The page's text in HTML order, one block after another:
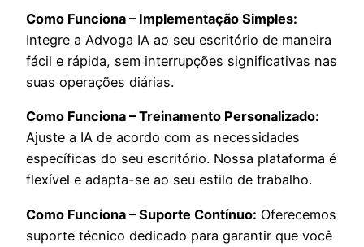
Como Funciona – Implementação Simples:
Integre a Advoga IA ao seu escritório de maneira
fácil e rápida, sem interrupções significativas nas
suas operações diárias.
Como Funciona – Treinamento Personalizado:
Ajuste a IA de acordo com as necessidades
específicas do seu escritório. Nossa plataforma é
flexível e adapta-se ao seu estilo de trabalho.
Como Funciona – Suporte Contínuo: Oferecemos
suporte técnico dedicado para garantir que você